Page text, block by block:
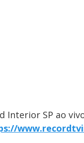
Interior SP ao